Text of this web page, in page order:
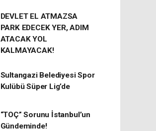
DEVLET EL ATMAZSA
PARK EDECEK YER, ADIM
ATACAK YOL
KALMAYACAK!
Sultangazi Belediyesi Spor
Kulübü Süper Lig’de
“TOÇ” Sorunu İstanbul’un
Gündeminde!